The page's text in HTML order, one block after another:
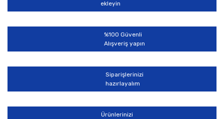
Ürün fiyatı diğer sitelerden daha pahalı.
Bu ürüne benzer farklı alternatifler olmalı.
Gönder
ekleyin
%100 Güvenli
Alışveriş yapın
Siparişlerinizi
hazırlayalım
Ürünlerinizi